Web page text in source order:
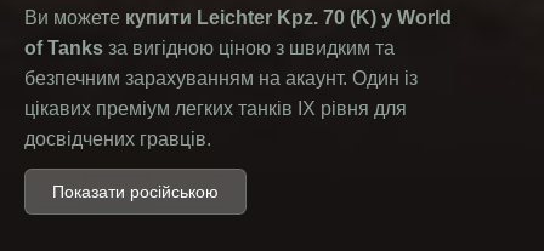
Ви можете купити Leichter Kpz. 70 (K) у World
of Tanks за вигідною ціною з швидким та
безпечним зарахуванням на акаунт. Один із
цікавих преміум легких танків IX рівня для
досвідчених гравців.
Купить Leichter Kpz. 70 (K) —
премиум лёгкий танк IX
Показати російською